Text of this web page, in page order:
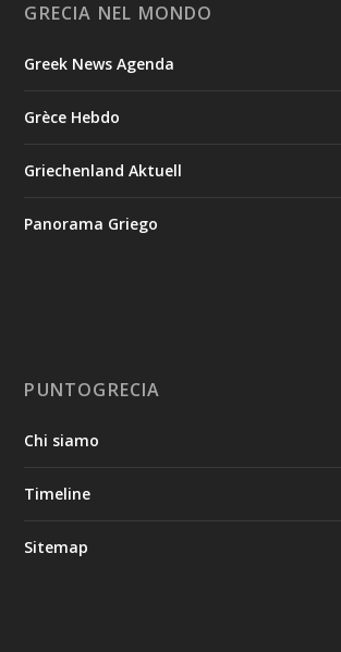
GRECIA NEL MONDO
Greek News Agenda
Grèce Hebdo
Griechenland Aktuell
Panorama Griego
PUNTOGRECIA
Chi siamo
Timeline
Sitemap